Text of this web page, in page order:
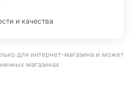
и качества
для интернет-магазина и может
магазинах